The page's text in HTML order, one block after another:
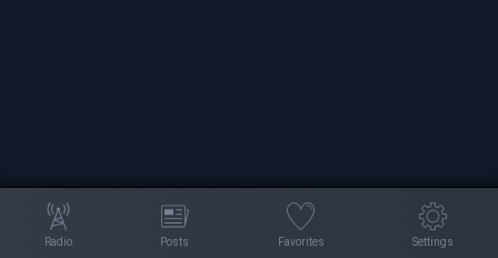
Radio Posts Favorites Settings